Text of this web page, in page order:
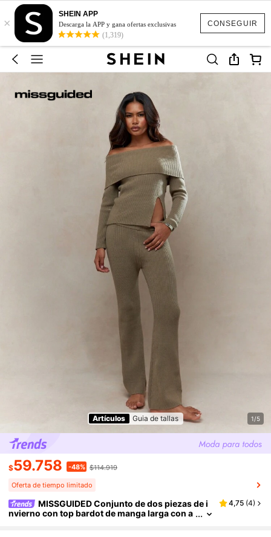
CONSEGUIR
×
SHEIN APP
Descarga la APP y gana ofertas exclusivas
(1,319)
Artículos Guia de tallas 1/5
$59.758 -48% $114.919
Oferta de tiempo limitado
MISSGUIDED Conjunto de dos piezas de i
nvierno con top bardot de manga larga con a
4,75 (4)